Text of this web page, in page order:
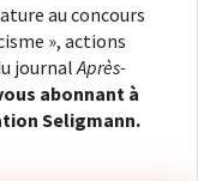
au concours
», actions
journal Après-
abonnant à
Seligmann.